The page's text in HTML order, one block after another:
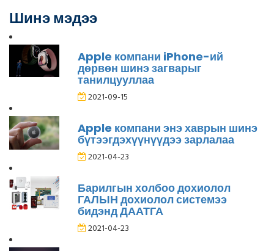
Шинэ мэдээ
Apple компани iPhone-ий
дөрвөн шинэ загварыг
танилцууллаа
2021-09-15
Apple компани энэ хаврын шинэ
бүтээгдэхүүнүүдээ зарлалаа
2021-04-23
Барилгын холбоо дохиолол
ГАЛЫН дохиолол системээ
бидэнд ДААТГА
2021-04-23